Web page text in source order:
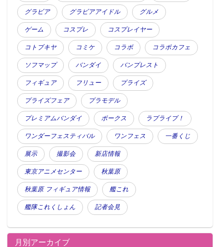
グラビア グラビアアイドル グルメ
ゲーム コスプレ コスプレイヤー
コトブキヤ コミケ コラボ コラボカフェ
ソフマップ バンダイ バンプレスト
フィギュア フリュー プライズ
プライズフェア プラモデル
プレミアムバンダイ ボークス ラブライブ！
ワンダーフェスティバル ワンフェス 一番くじ
展示 撮影会 新店情報
東京アニメセンター 秋葉原
秋葉原 フィギュア情報 艦これ
艦隊これくしょん 記者会見
月別アーカイブ